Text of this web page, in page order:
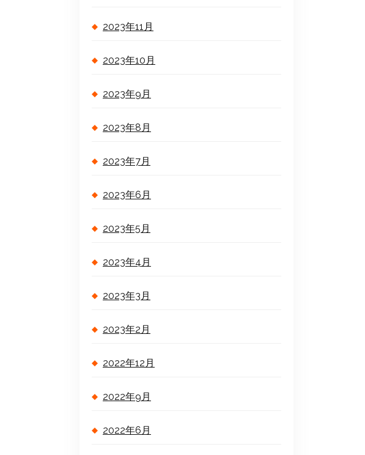
2023年11月
2023年10月
2023年9月
2023年8月
2023年7月
2023年6月
2023年5月
2023年4月
2023年3月
2023年2月
2022年12月
2022年9月
2022年6月